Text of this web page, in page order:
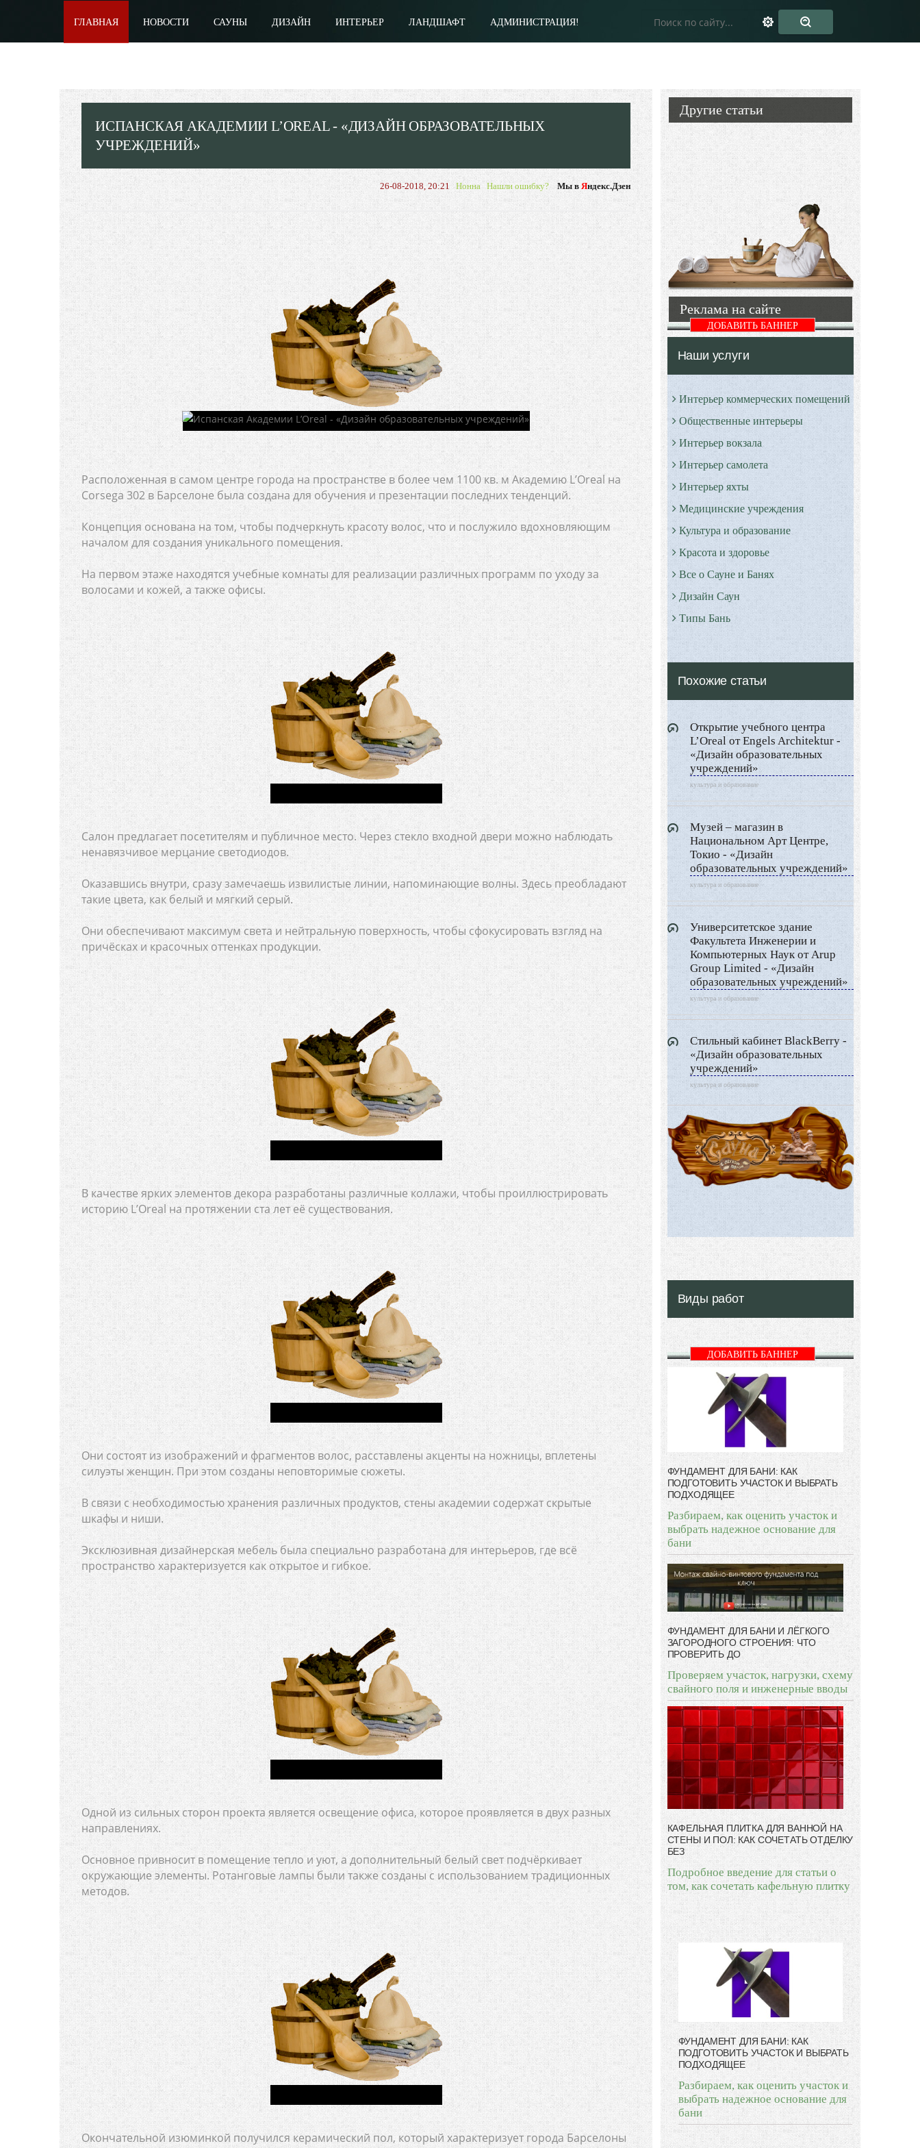
ГЛАВНАЯ НОВОСТИ САУНЫ ДИЗАЙН ИНТЕРЬЕР ЛАНДШАФТ АДМИНИСТРАЦИЯ!
ИСПАНСКАЯ АКАДЕМИИ L’OREAL - «ДИЗАЙН ОБРАЗОВАТЕЛЬНЫХ
УЧРЕЖДЕНИЙ»
26-08-2018, 20:21 Нонна Нашли ошибку? Мы в Яндекс.Дзен
Расположенная в самом центре города на пространстве в более чем 1100 кв. м Академию L’Oreal на
Corsega 302 в Барселоне была создана для обучения и презентации последних тенденций.
Концепция основана на том, чтобы подчеркнуть красоту волос, что и послужило вдохновляющим
началом для создания уникального помещения.
На первом этаже находятся учебные комнаты для реализации различных программ по уходу за
волосами и кожей, а также офисы.
Салон предлагает посетителям и публичное место. Через стекло входной двери можно наблюдать
ненавязчивое мерцание светодиодов.
Оказавшись внутри, сразу замечаешь извилистые линии, напоминающие волны. Здесь преобладают
такие цвета, как белый и мягкий серый.
Они обеспечивают максимум света и нейтральную поверхность, чтобы сфокусировать взгляд на
причёсках и красочных оттенках продукции.
В качестве ярких элементов декора разработаны различные коллажи, чтобы проиллюстрировать
историю L’Oreal на протяжении ста лет её существования.
Они состоят из изображений и фрагментов волос, расставлены акценты на ножницы, вплетены
силуэты женщин. При этом созданы неповторимые сюжеты.
В связи с необходимостью хранения различных продуктов, стены академии содержат скрытые
шкафы и ниши.
Эксклюзивная дизайнерская мебель была специально разработана для интерьеров, где всё
пространство характеризуется как открытое и гибкое.
Одной из сильных сторон проекта является освещение офиса, которое проявляется в двух разных
направлениях.
Основное привносит в помещение тепло и уют, а дополнительный белый свет подчёркивает
окружающие элементы. Ротанговые лампы были также созданы с использованием традиционных
методов.
Окончательной изюминкой получился керамический пол, который характеризует города Барселоны
Другие статьи
Реклама на сайте
ДОБАВИТЬ БАННЕР
Наши услуги
Интерьер коммерческих помещений
Общественные интерьеры
Интерьер вокзала
Интерьер самолета
Интерьер яхты
Медицинские учреждения
Культура и образование
Красота и здоровье
Все о Сауне и Банях
Дизайн Саун
Типы Бань
Декор
Двор и сад
Архитектура
Дизайн интерьера
Ландшафтный дизайн
LIMITED EDITION
Видео новости
Дизайн разное
Другие услуги
Похожие статьи
Открытие учебного центра
L’Oreal от Engels Architektur -
«Дизайн образовательных
учреждений»
культура и образование
Музей – магазин в
Национальном Арт Центре,
Токио - «Дизайн
образовательных учреждений»
культура и образование
Университетское здание
Факультета Инженерии и
Компьютерных Наук от Arup
Group Limited - «Дизайн
образовательных учреждений»
культура и образование
Стильный кабинет BlackBerry -
«Дизайн образовательных
учреждений»
культура и образование
Виды работ
ДОБАВИТЬ БАННЕР
ФУНДАМЕНТ ДЛЯ БАНИ: КАК
ПОДГОТОВИТЬ УЧАСТОК И ВЫБРАТЬ
ПОДХОДЯЩЕЕ
Разбираем, как оценить участок и
выбрать надежное основание для
бани
ФУНДАМЕНТ ДЛЯ БАНИ И ЛЁГКОГО
ЗАГОРОДНОГО СТРОЕНИЯ: ЧТО
ПРОВЕРИТЬ ДО
Проверяем участок, нагрузки, схему
свайного поля и инженерные вводы
КАФЕЛЬНАЯ ПЛИТКА ДЛЯ ВАННОЙ НА
СТЕНЫ И ПОЛ: КАК СОЧЕТАТЬ ОТДЕЛКУ
БЕЗ
Подробное введение для статьи о
том, как сочетать кафельную плитку
ФУНДАМЕНТ ДЛЯ БАНИ: КАК
ПОДГОТОВИТЬ УЧАСТОК И ВЫБРАТЬ
ПОДХОДЯЩЕЕ
Разбираем, как оценить участок и
выбрать надежное основание для
бани